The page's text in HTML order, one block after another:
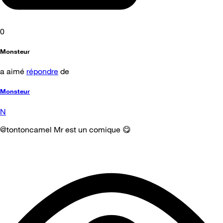
0
Monsteur
a aimé répondre de
Monsteur
N
@tontoncamel Mr est un comique 😋